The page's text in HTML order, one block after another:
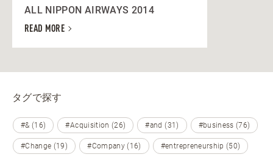
ALL NIPPON AIRWAYS 2014
READ MORE
タグで探す
#& (16) #Acquisition (26) #and (31) #business (76)
#Change (19) #Company (16) #entrepreneurship (50)